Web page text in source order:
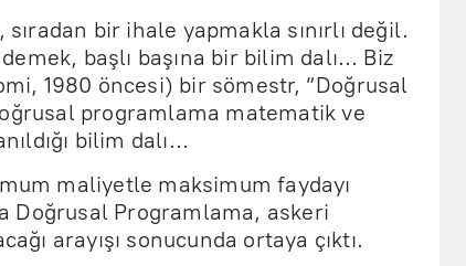
bir ihale yapmakla sınırlı değil.
başlı başına bir bilim dalı… Biz
1980 öncesi) bir sömestr, “Doğrusal
programlama matematik ve
bilim dalı…
maliyetle maksimum faydayı
Doğrusal Programlama, askeri
arayışı sonucunda ortaya çıktı.